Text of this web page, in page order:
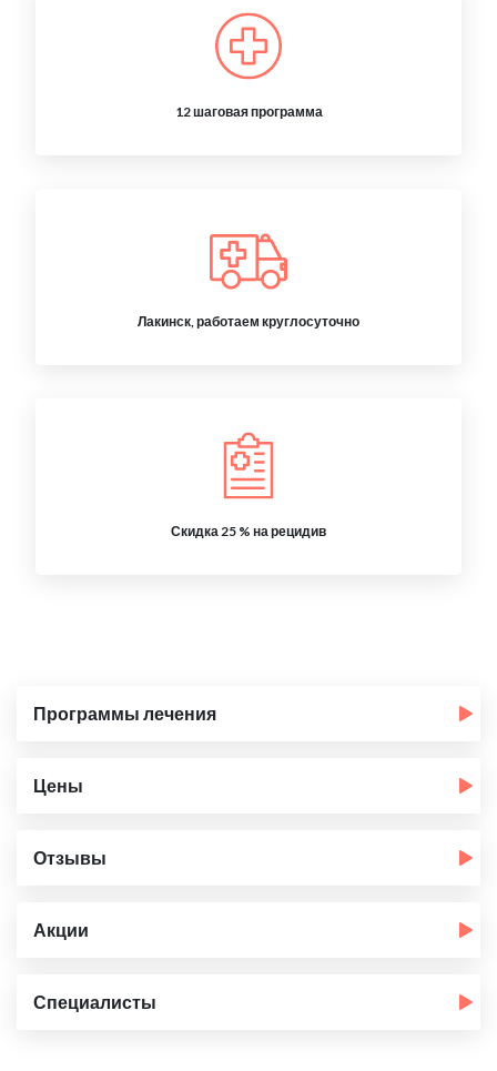
12 шаговая программа
Лакинск, работаем круглосуточно
Скидка 25 % на рецидив
Программы лечения
Цены
Отзывы
Акции
Специалисты